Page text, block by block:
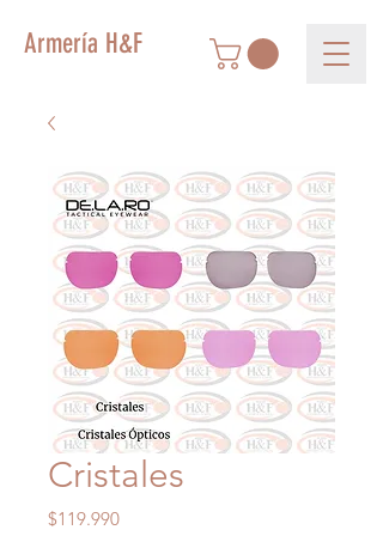
Armería H&F
Cristales
$119.990Precio